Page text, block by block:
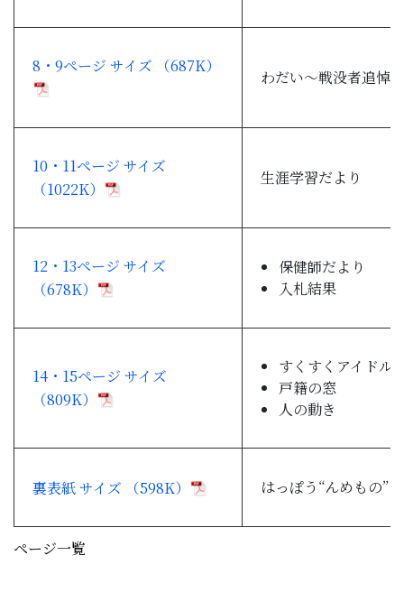
ページ一覧
8・9ページ サイズ （687K）
わだい～戦没者追悼
10・11ページ サイズ
（1022K）
生涯学習だより
12・13ページ サイズ
（678K）
保健師だより
入札結果
14・15ページ サイズ
（809K）
すくすくアイドル
戸籍の窓
人の動き
裏表紙 サイズ （598K） はっぽう“んめもの”